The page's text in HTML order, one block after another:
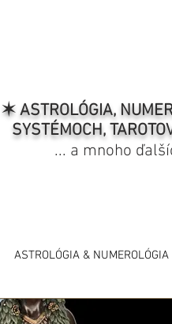
✶ ASTROLÓGIA,
SYSTÉMOCH,
... a mnoho
ASTROLÓGIA & NUMEROLÓGIA